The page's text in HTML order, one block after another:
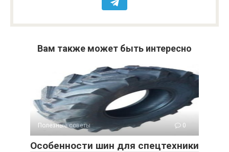
Вам также может быть интересно
Полезные советы 0
Особенности шин для спецтехники